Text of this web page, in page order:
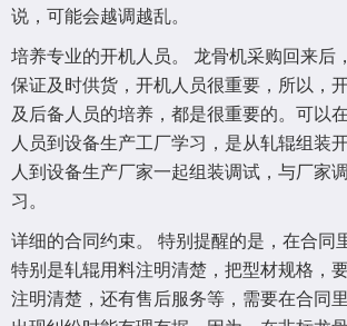
说，可能会越调越乱。
培养专业的开机人员。 龙骨机采购回来后
保证及时供货，开机人员很重要，所以，
及后备人员的培养，都是很重要的。可以
人员到设备生产工厂学习，是从轧辊组装
人到设备生产厂家一起组装调试，与厂家
习。
详细的合同约束。 特别提醒的是，在合同
特别是轧辊用料注明清楚，把型材规格，
注明清楚，还有售后服务等，需要在合同